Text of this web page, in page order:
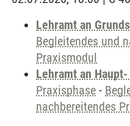
Lehramt an
Begleitendes und
Praxismodul
Lehramt an
Praxisphase -
nachbereitendes